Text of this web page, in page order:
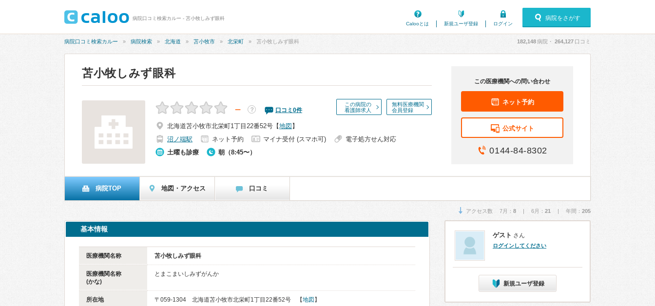
病院口コミ検索カルー - 苫小牧しみず眼科
Calooとは
新規ユーザ登録 ログイン
病院をさがす
病院口コミ検索カルー 病院検索 北海道 苫小牧市 北栄町 苫小牧しみず眼科 182,148病院・ 264,127 口コミ
苫小牧しみず眼科
この病院の
看護師求人
無料医療機関
会員登録
－ ？ 口コミ 0件
北海道苫小牧市北栄町1丁目22番52号 【地図 】
沼ノ端駅
ネット予約 マイナ受付 (スマホ可)
電子処方せん対応
土曜も診療
朝（8:45〜）
この医療機関への問い合わせ
ネット予約
公式サイト
0144-84-8302
病院TOP 地図・アクセス 口コミ
アクセス数 7月： 8 | 6月： 21 | 年間： 205
基本情報
医療機関名称 苫小牧しみず眼科
医療機関名称
(かな)
とまこまいしみずがんか
所在地 〒059-1304 北海道苫小牧市北栄町1丁目22番52号 【地図 】
ゲスト さん
ログインしてください
新規ユーザ登録